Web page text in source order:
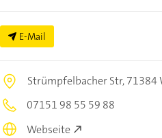
E-Mail
Strümpfelbacher Str,71384
07151 98 55 59 88
Webseite